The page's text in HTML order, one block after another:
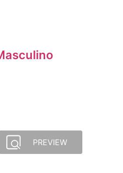
PREVIEW